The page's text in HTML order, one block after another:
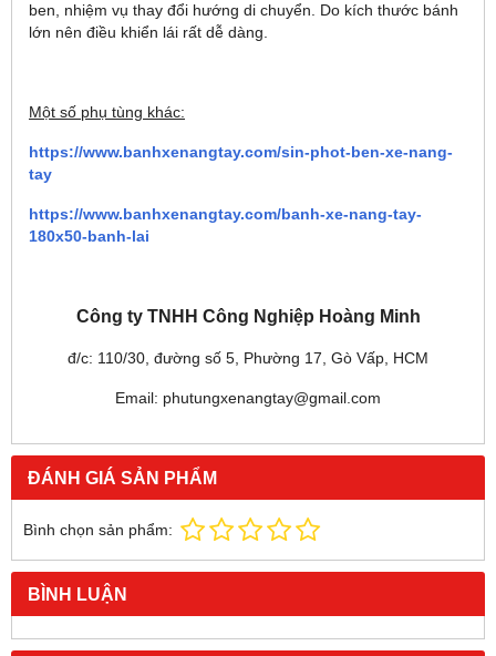
ben, nhiệm vụ thay đổi hướng di chuyển. Do kích thước bánh
lớn nên điều khiển lái rất dễ dàng.
Một số phụ tùng khác:
https://www.banhxenangtay.com/sin-phot-ben-xe-nang-
tay
https://www.banhxenangtay.com/banh-xe-nang-tay-
180x50-banh-lai
Công ty TNHH Công Nghiệp Hoàng Minh
đ/c: 110/30, đường số 5, Phường 17, Gò Vấp, HCM
Email: phutungxenangtay@gmail.com
ĐÁNH GIÁ SẢN PHẨM
Bình chọn sản phẩm:
BÌNH LUẬN